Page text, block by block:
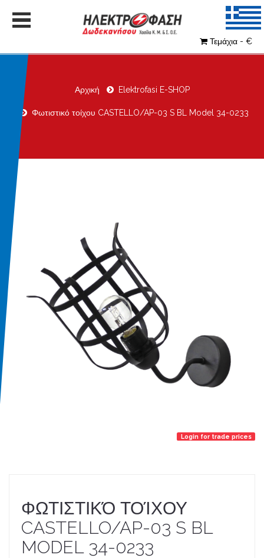
Τεμάχια - €
Αρχική Elektrofasi E-SHOP
Φωτιστικό τοίχου CASTELLO/AP-03 S BL Model 34-0233
Login for trade prices
ΦΩΤΙΣΤΙΚΌ ΤΟΊΧΟΥ
CASTELLO/AP-03 S BL
MODEL 34-0233